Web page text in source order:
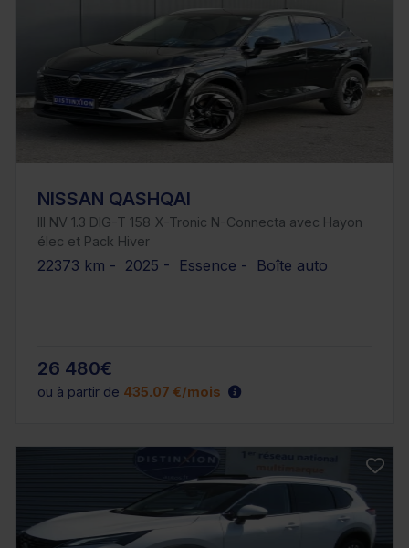
NISSAN QASHQAI
III NV 1.3 DIG-T 158 X-Tronic N-Connecta avec Hayon
élec et Pack Hiver
22373 km - 2025 - Essence - Boîte auto
26 480€
ou à partir de 435.07 €/mois